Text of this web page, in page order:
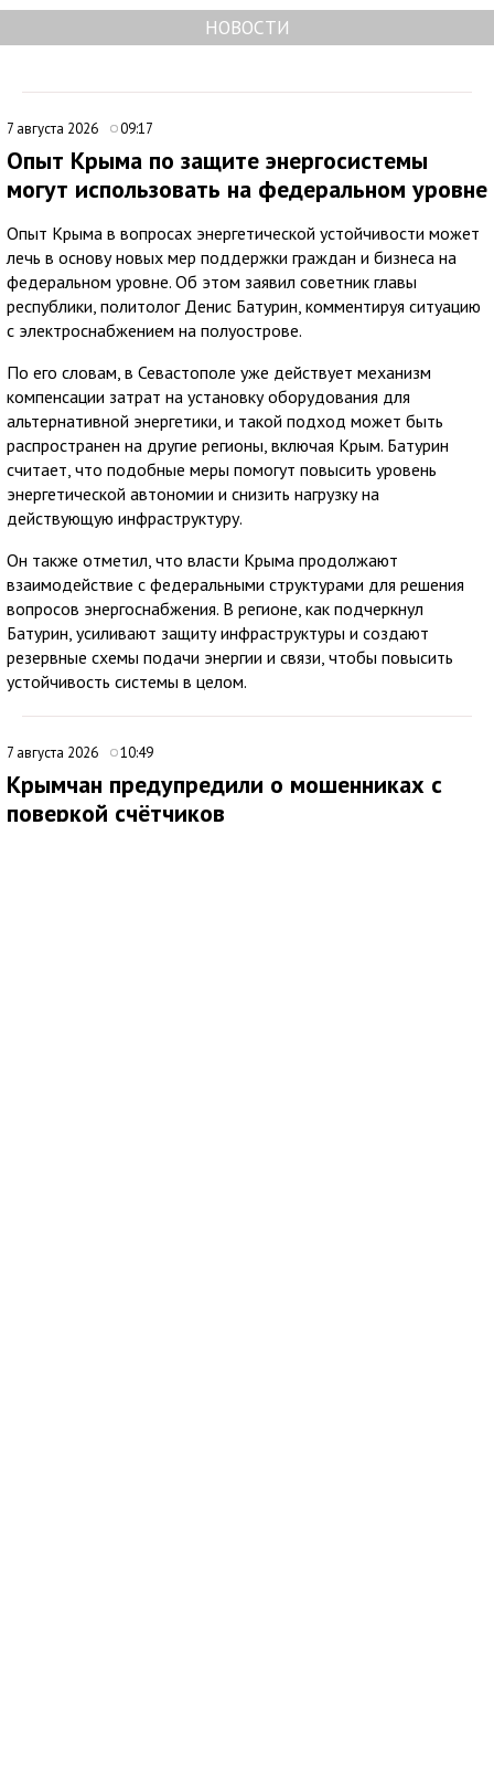
НОВОСТИ
7 августа 2026 09:17
Опыт Крыма по защите энергосистемы
могут использовать на федеральном уровне
Опыт Крыма в вопросах энергетической устойчивости может
лечь в основу новых мер поддержки граждан и бизнеса на
федеральном уровне. Об этом заявил советник главы
республики, политолог Денис Батурин, комментируя ситуацию
с электроснабжением на полуострове.
По его словам, в Севастополе уже действует механизм
компенсации затрат на установку оборудования для
альтернативной энергетики, и такой подход может быть
распространен на другие регионы, включая Крым. Батурин
считает, что подобные меры помогут повысить уровень
энергетической автономии и снизить нагрузку на
действующую инфраструктуру.
Он также отметил, что власти Крыма продолжают
взаимодействие с федеральными структурами для решения
вопросов энергоснабжения. В регионе, как подчеркнул
Батурин, усиливают защиту инфраструктуры и создают
резервные схемы подачи энергии и связи, чтобы повысить
устойчивость системы в целом.
7 августа 2026 10:49
Крымчан предупредили о мошенниках с
поверкой счётчиков